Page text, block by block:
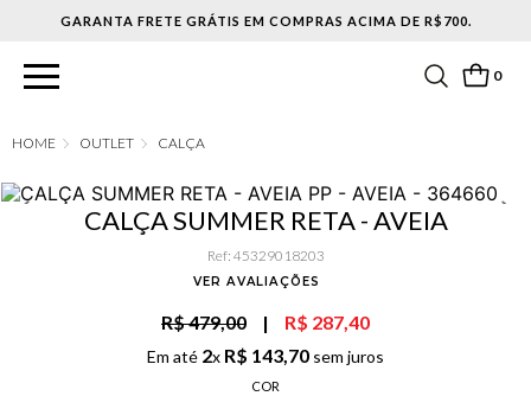
0
OUTLET CALÇA
CALÇA SUMMER RETA - AVEIA
Ref: 45329018203
VER AVALIAÇÕES
R$ 479,00 | R$ 287,40
Em até 2x R$ 143,70 sem juros
COR